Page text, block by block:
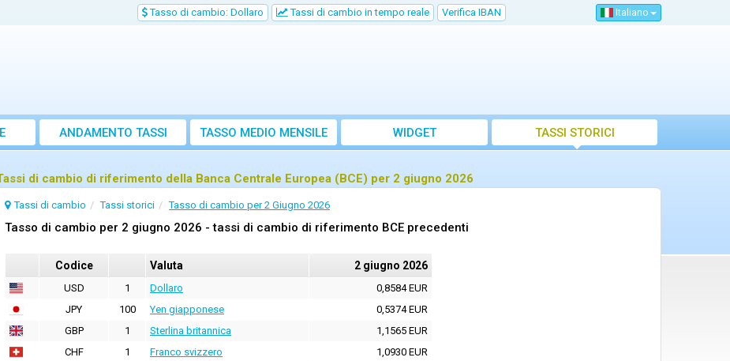
Tasso di cambio: Dollaro Tassi di cambio in tempo reale Verifica IBAN Italiano
ANDAMENTO TASSI TASSO MEDIO MENSILE WIDGET TASSI STORICI
di cambio di riferimento della Banca Centrale Europea (BCE) per 2 giugno 2026
Tassi di cambio Tassi storici Tasso di cambio per 2 Giugno 2026
Tasso di cambio per 2 giugno 2026 - tassi di cambio di riferimento BCE precedenti
Codice Valuta 2 giugno 2026
USD 1 Dollaro
0,8584 EUR
JPY
100 Yen giapponese
0,5374 EUR
GBP
1 Sterlina britannica
1,1565 EUR
CHF
1 Franco svizzero
1,0930 EUR